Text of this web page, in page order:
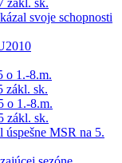
svoje schopnosti
o 1.-8.m.
zákl. sk.
o 1.-8.m.
zákl. sk.
MSR na 5.